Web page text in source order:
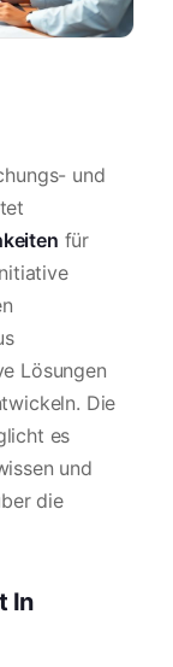
und
für
Lösungen
Die
es
und
die
In